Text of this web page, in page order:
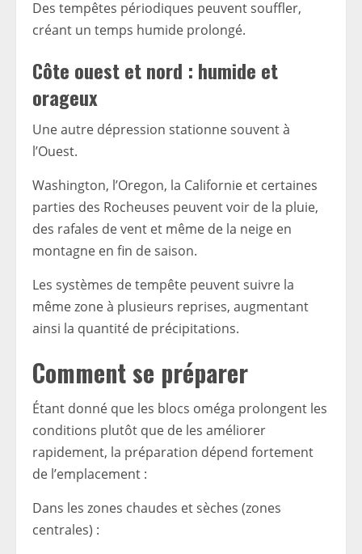
Des tempêtes périodiques peuvent souffler,
créant un temps humide prolongé.
Côte ouest et nord : humide et
orageux
Une autre dépression stationne souvent à
l’Ouest.
Washington, l’Oregon, la Californie et certaines
parties des Rocheuses peuvent voir de la pluie,
des rafales de vent et même de la neige en
montagne en fin de saison.
Les systèmes de tempête peuvent suivre la
même zone à plusieurs reprises, augmentant
ainsi la quantité de précipitations.
Comment se préparer
Étant donné que les blocs oméga prolongent les
conditions plutôt que de les améliorer
rapidement, la préparation dépend fortement
de l’emplacement :
Dans les zones chaudes et sèches (zones
centrales) :